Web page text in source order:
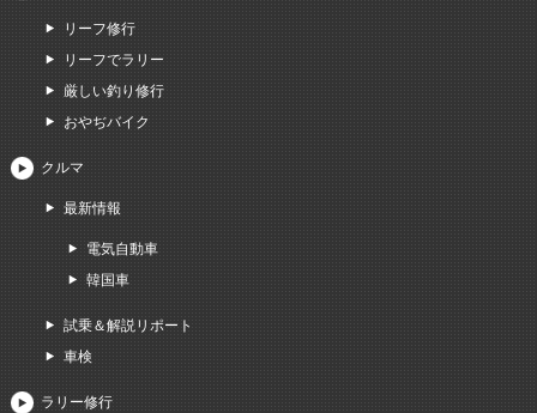
リーフ修行
リーフでラリー
厳しい釣り修行
おやぢバイク
クルマ
最新情報
電気自動車
韓国車
試乗＆解説リポート
車検
ラリー修行